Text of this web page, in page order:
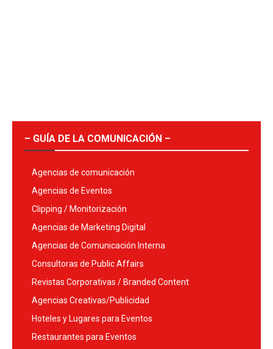
– GUÍA DE LA COMUNICACIÓN –
Agencias de comunicación
Agencias de Eventos
Clipping / Monitorización
Agencias de Marketing Digital
Agencias de Comunicación Interna
Consultoras de Public Affairs
Revistas Corporativas / Branded Content
Agencias Creativas/Publicidad
Hoteles y Lugares para Eventos
Restaurantes para Eventos